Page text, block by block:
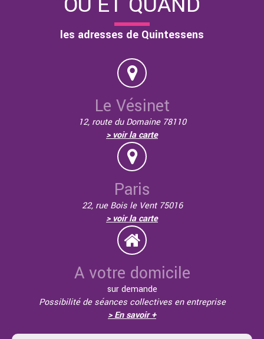
les adresses de Quintessens
Le Vésinet
12, route du Domaine 78110
> voir la carte
Paris
22, rue Bois le Vent 75016
> voir la carte
A votre domicile
sur demande
Possibilité de séances collectives en entreprise
> En savoir +